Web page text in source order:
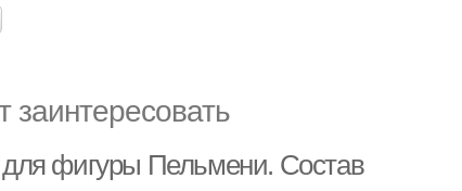
заинтересовать
фигуры Пельмени. Состав